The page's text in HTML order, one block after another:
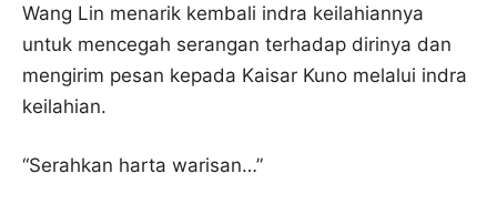
Wang Lin menarik kembali indra keilahiannya
untuk mencegah serangan terhadap dirinya dan
mengirim pesan kepada Kaisar Kuno melalui indra
keilahian.
“Serahkan harta warisan…”